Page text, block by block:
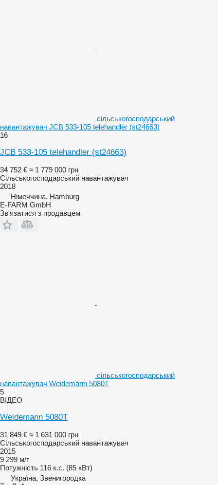
сільськогосподарський
навантажувач JCB 533-105 telehandler (st24663)
16
JCB 533-105 telehandler (st24663)
34 752 € ≈ 1 779 000 грн
Сільськогосподарський навантажувач
2018
Німеччина, Hamburg
E-FARM GmbH
Зв'язатися з продавцем
сільськогосподарський
навантажувач Weidemann 5080T
5
ВІДЕО
Weidemann 5080T
31 849 € ≈ 1 631 000 грн
Сільськогосподарський навантажувач
2015
9 299 м/г
Потужність 116 к.с. (85 кВт)
Україна, Звенигородка